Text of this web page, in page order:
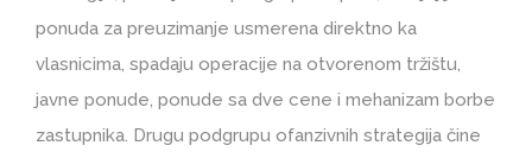
ponuda za preuzimanje usmerena direktno ka
vlasnicima, spadaju operacije na otvorenom tržištu,
javne ponude, ponude sa dve cene i mehanizam borbe
zastupnika. Drugu podgrupu ofanzivnih strategija čine